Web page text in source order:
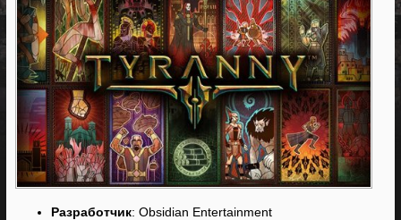
Разработчик: Obsidian Entertainment